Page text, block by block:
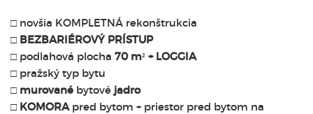
□ novšia KOMPLETNÁ rekonštrukcia
□ BEZBARIÉROVÝ PRÍSTUP
□ podlahová plocha 70 m² + LOGGIA
□ pražský typ bytu
□ murované bytové jadro
□ KOMORA pred bytom + priestor pred bytom na